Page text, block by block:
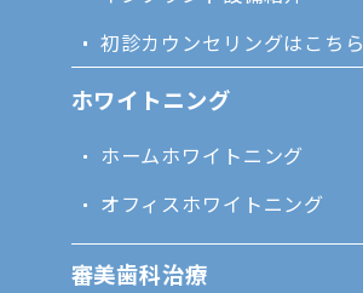
初診カウンセリングはこちら
ホワイトニング
ホームホワイトニング
オフィスホワイトニング
審美歯科治療